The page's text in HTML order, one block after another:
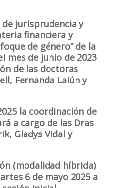
jurisprudencia y
financiera y
de género” de la
mes de junio de 2023
de las doctoras
Fernanda Laiún y
la coordinación de
a cargo de las Dras
Gladys Vidal y
(modalidad híbrida)
6 de mayo 2025 a